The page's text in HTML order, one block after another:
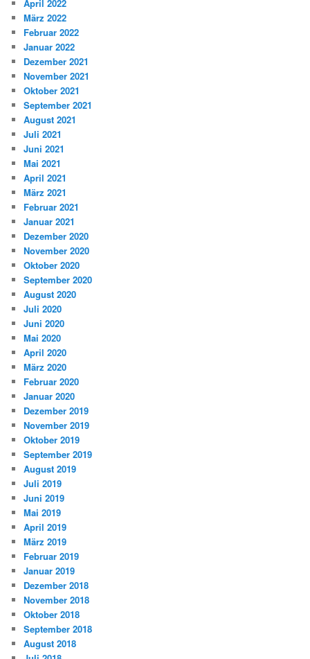
April 2022
März 2022
Februar 2022
Januar 2022
Dezember 2021
November 2021
Oktober 2021
September 2021
August 2021
Juli 2021
Juni 2021
Mai 2021
April 2021
März 2021
Februar 2021
Januar 2021
Dezember 2020
November 2020
Oktober 2020
September 2020
August 2020
Juli 2020
Juni 2020
Mai 2020
April 2020
März 2020
Februar 2020
Januar 2020
Dezember 2019
November 2019
Oktober 2019
September 2019
August 2019
Juli 2019
Juni 2019
Mai 2019
April 2019
März 2019
Februar 2019
Januar 2019
Dezember 2018
November 2018
Oktober 2018
September 2018
August 2018